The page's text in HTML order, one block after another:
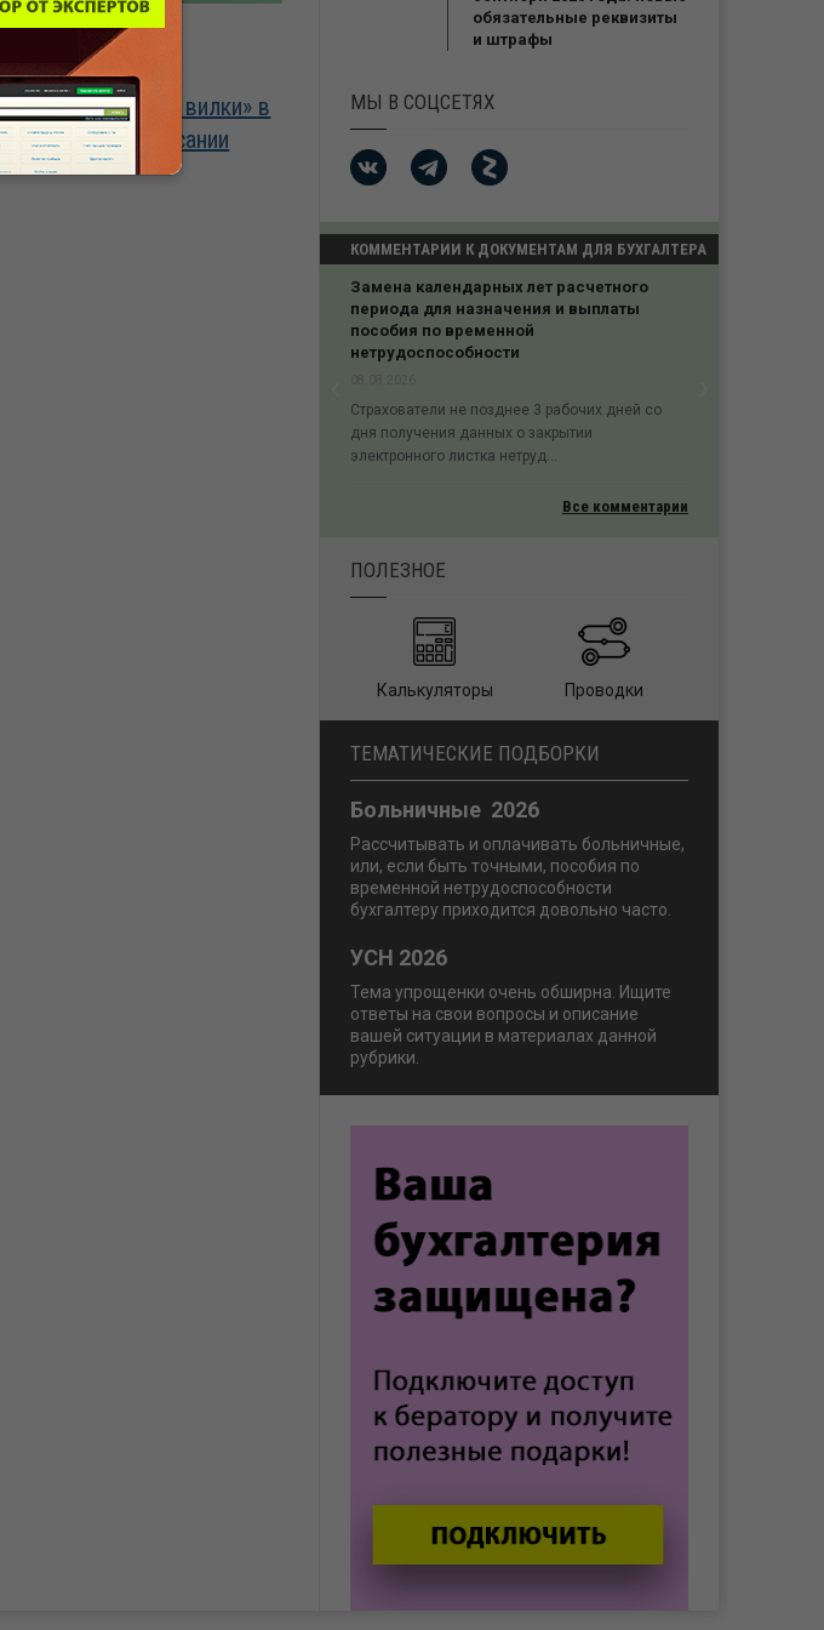
06.08.2026
Допустимо ли
«устанавливать вилки» в
штатном расписании
обязательные реквизиты
и штрафы
МЫ В СОЦСЕТЯХ
КОММЕНТАРИИ К ДОКУМЕНТАМ ДЛЯ БУХГАЛТЕРА
Замена календарных лет расчетного
периода для назначения и выплаты
пособия по временной
нетрудоспособности
Страхователи не позднее 3 рабочих дней со
дня получения данных о закрытии
электронного листка нетруд...
Все комментарии
ПОЛЕЗНОЕ
Калькуляторы Проводки
ТЕМАТИЧЕСКИЕ ПОДБОРКИ
Больничные 2026
Рассчитывать и оплачивать больничные,
или, если быть точными, пособия по
временной нетрудоспособности
бухгалтеру приходится довольно часто.
УСН 2026
Тема упрощенки очень обширна. Ищите
ответы на свои вопросы и описание
вашей ситуации в материалах данной
рубрики.